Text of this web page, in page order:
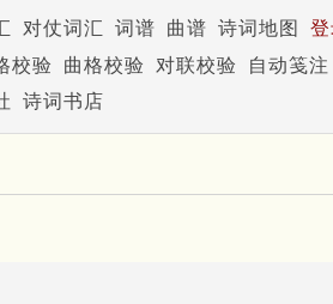
对仗词汇 词谱 曲谱 诗词地图
校验 曲格校验 对联校验
自动笺注
诗词书店